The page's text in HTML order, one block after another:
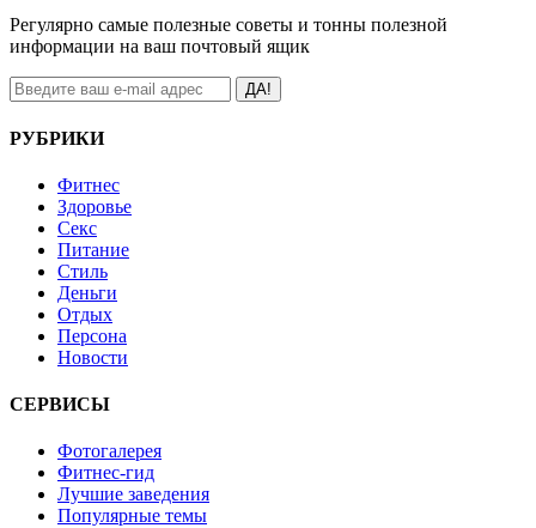
Регулярно самые полезные советы и тонны полезной
информации на ваш почтовый ящик
ДА!
РУБРИКИ
Фитнес
Здоровье
Секс
Питание
Стиль
Деньги
Отдых
Персона
Новости
СЕРВИСЫ
Фотогалерея
Фитнес-гид
Лучшие заведения
Популярные темы